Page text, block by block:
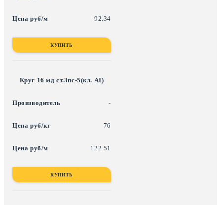
92.34
КУПИТЬ
Круг 16 мд ст.3пс-5(кл. АI)
-
76
122.51
КУПИТЬ